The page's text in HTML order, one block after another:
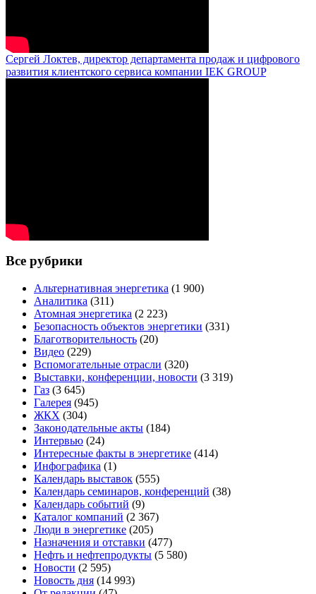
Сергей Локтев, директор департамента продаж и цифрового
развития клиентского сервиса компании IEK GROUP
Все рубрики
Альтернативная энергетика (1 900)
Аналитика (311)
Атомная энергетика (2 223)
Безопасность объектов энергетики (331)
Благотворительность (20)
Видео (229)
Вспомогательные отрасли (320)
Выставки, конференции, новости (3 319)
Газ (3 645)
Галерея (945)
ЖКХ (304)
Законодательные акты (184)
Интервью (24)
Интересные факты в энергетике (414)
Инфографика (1)
Календарь выставок (555)
Календарь семинаров, конференций (38)
Календарь событий (9)
Каталог компаний (2 367)
Люди в энергетике (205)
Назначения и отставки (477)
Нефть и нефтепродукты (5 580)
Новости (2 595)
Новость дня (14 993)